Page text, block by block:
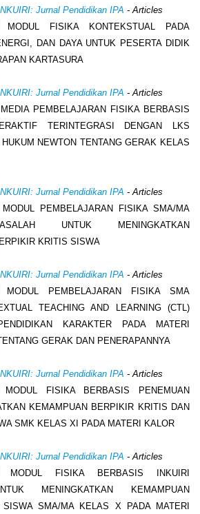
Jurnal Pendidikan IPA - Articles
MODUL FISIKA KONTEKSTUAL PADA
DAN DAYA UNTUK PESERTA DIDIK
KARTASURA
Jurnal Pendidikan IPA - Articles
PEMBELAJARAN FISIKA BERBASIS
TERINTEGRASI DENGAN LKS
NEWTON TENTANG GERAK KELAS
Jurnal Pendidikan IPA - Articles
MODUL PEMBELAJARAN FISIKA SMA/MA
UNTUK MENINGKATKAN
KRITIS SISWA
Jurnal Pendidikan IPA - Articles
MODUL PEMBELAJARAN FISIKA SMA
TEACHING AND LEARNING (CTL)
KARAKTER PADA MATERI
GERAK DAN PENERAPANNYA
Jurnal Pendidikan IPA - Articles
MODUL FISIKA BERBASIS PENEMUAN
KEMAMPUAN BERPIKIR KRITIS DAN
SMK KELAS XI PADA MATERI KALOR
Jurnal Pendidikan IPA - Articles
MODUL FISIKA BERBASIS INKUIRI
MENINGKATKAN KEMAMPUAN
SMA/MA KELAS X PADA MATERI